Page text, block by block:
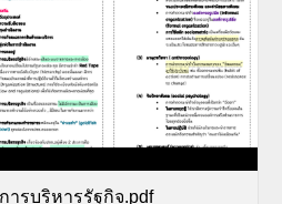
ารบริหารรัฐกิจ.pdf